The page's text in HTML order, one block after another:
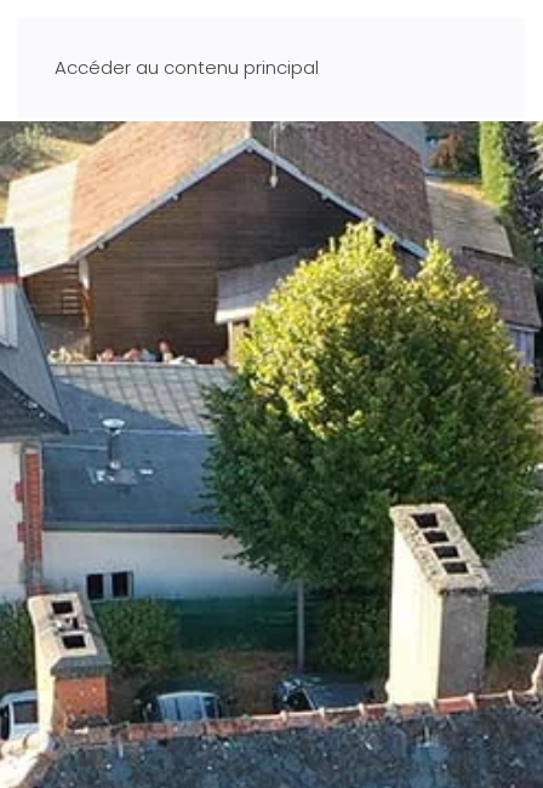
Accéder au contenu principal